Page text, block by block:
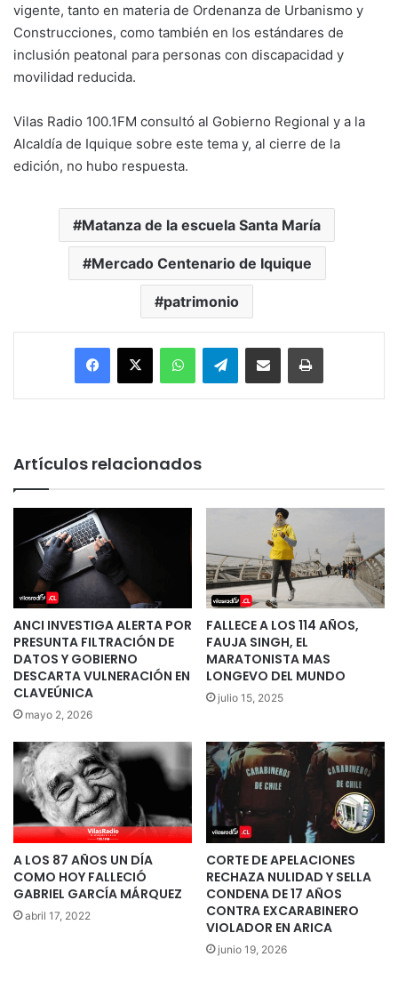
vigente, tanto en materia de Ordenanza de Urbanismo y
Construcciones, como también en los estándares de
inclusión peatonal para personas con discapacidad y
movilidad reducida.
Vilas Radio 100.1FM consultó al Gobierno Regional y a la
Alcaldía de Iquique sobre este tema y, al cierre de la
edición, no hubo respuesta.
Matanza de la escuela Santa María
Mercado Centenario de Iquique
patrimonio
Facebook
X WhatsAppTelegramEnviar vía email Imprimir
Artículos relacionados
ANCI INVESTIGA ALERTA POR
PRESUNTA FILTRACIÓN DE
DATOS Y GOBIERNO
DESCARTA VULNERACIÓN EN
CLAVEÚNICA
mayo 2, 2026
FALLECE A LOS 114 AÑOS,
FAUJA SINGH, EL
MARATONISTA MAS
LONGEVO DEL MUNDO
julio 15, 2025
A LOS 87 AÑOS UN DÍA
COMO HOY FALLECIÓ
GABRIEL GARCÍA MÁRQUEZ
abril 17, 2022
CORTE DE APELACIONES
RECHAZA NULIDAD Y SELLA
CONDENA DE 17 AÑOS
CONTRA EXCARABINERO
VIOLADOR EN ARICA
junio 19, 2026